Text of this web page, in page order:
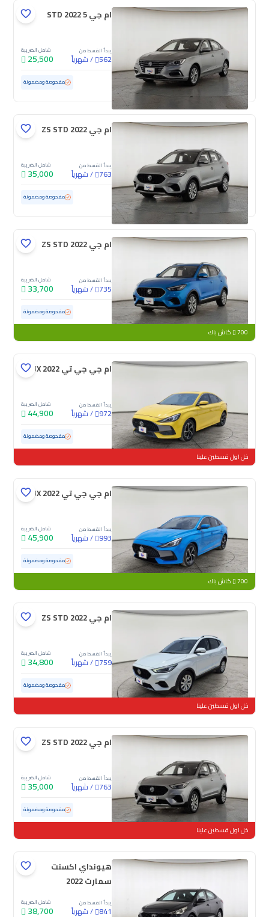
ام جي 5 STD 2022
يبدأ القسط من
562
/شهرياً
شامل الضريبة
25,500
مستعملة 65,094 كم مفحوصة ومضمونة
ام جي ZS STD 2022
يبدأ القسط من
763
/شهرياً
شامل الضريبة
35,000
مستعملة 65,232 كم مفحوصة ومضمونة
ام جي ZS STD 2022
يبدأ القسط من
735
/شهرياً
شامل الضريبة
33,700
مستعملة 64,093 كم مفحوصة ومضمونة
700 كاش باك
ام جي جي تي LUX 2022
يبدأ القسط من
972
/شهرياً
شامل الضريبة
44,900
مستعملة 41,791 كم ممشى قليل مفحوصة ومضمونة
خل اول قسطين علينا
ام جي جي تي LUX 2022
يبدأ القسط من
993
/شهرياً
شامل الضريبة
45,900
مستعملة 62,259 كم مفحوصة ومضمونة
700 كاش باك
ام جي ZS STD 2022
يبدأ القسط من
759
/شهرياً
شامل الضريبة
34,800
مستعملة 82,260 كم مفحوصة ومضمونة
خل اول قسطين علينا
ام جي ZS STD 2022
يبدأ القسط من
763
/شهرياً
شامل الضريبة
35,000
مستعملة 72,058 كم مفحوصة ومضمونة
خل اول قسطين علينا
هيونداي اكسنت
سمارت 2022
يبدأ القسط من
841
/شهرياً
شامل الضريبة
38,700